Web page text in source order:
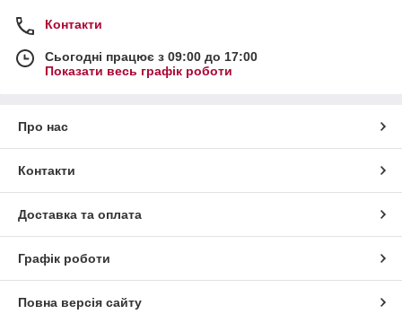
Контакти
Сьогодні працює з 09:00 до 17:00
Показати весь графік роботи
Про нас
Контакти
Доставка та оплата
Графік роботи
Повна версія сайту